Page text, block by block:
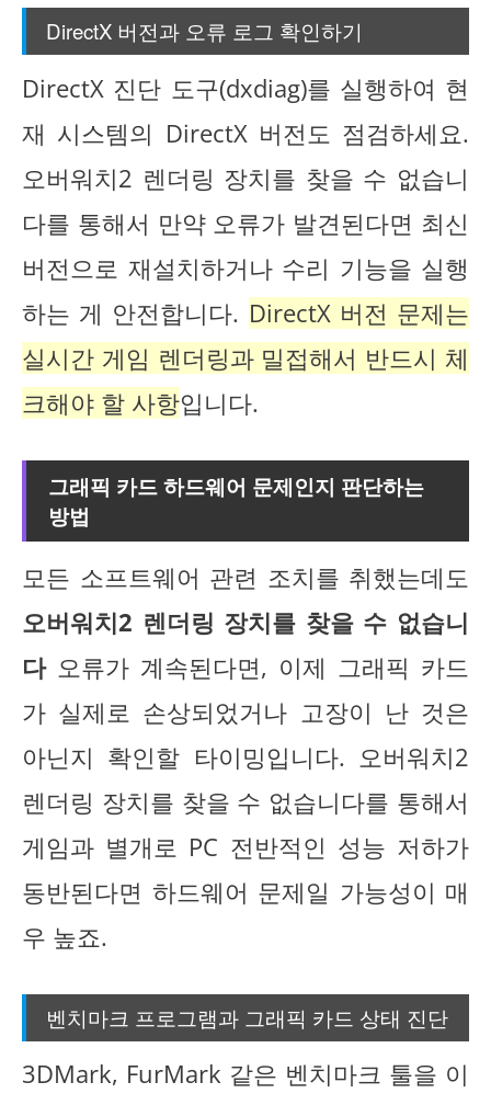
DirectX 버전과 오류 로그 확인하기
DirectX 진단 도구(dxdiag)를 실행하여 현
재 시스템의 DirectX 버전도 점검하세요.
오버워치2 렌더링 장치를 찾을 수 없습니
다를 통해서 만약 오류가 발견된다면 최신
버전으로 재설치하거나 수리 기능을 실행
하는 게 안전합니다. DirectX 버전 문제는
실시간 게임 렌더링과 밀접해서 반드시 체
크해야 할 사항입니다.
그래픽 카드 하드웨어 문제인지 판단하는
방법
모든 소프트웨어 관련 조치를 취했는데도
오버워치2 렌더링 장치를 찾을 수 없습니
다오류가 계속된다면, 이제 그래픽 카드
가 실제로 손상되었거나 고장이 난 것은
아닌지 확인할 타이밍입니다. 오버워치2
렌더링 장치를 찾을 수 없습니다를 통해서
게임과 별개로 PC 전반적인 성능 저하가
동반된다면 하드웨어 문제일 가능성이 매
우 높죠.
벤치마크 프로그램과 그래픽 카드 상태 진단
3DMark, FurMark 같은 벤치마크 툴을 이